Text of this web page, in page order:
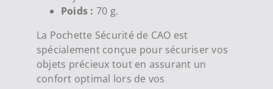
Poids : 70 g.
La Pochette Sécurité de CAO est
spécialement conçue pour sécuriser vos
objets précieux tout en assurant un
confort optimal lors de vos